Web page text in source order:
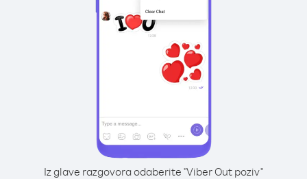
Iz glave razgovora odaberite "Viber Out poziv"